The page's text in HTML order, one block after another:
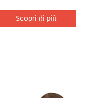
Scopri di più